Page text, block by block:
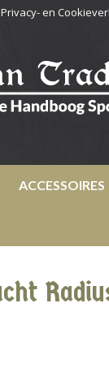
Privacy- en
ACCESSOIRES